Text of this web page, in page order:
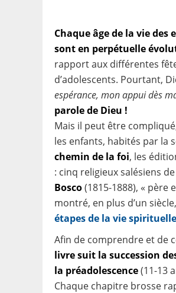
Chaque âge de la vie
sont en perpétuelle
rapport aux différentes
d’adolescents. Pourtant,
espérance, mon appui dès
parole de Dieu !
Mais il peut être
les enfants, habités par la
chemin de la foi, les
: cinq religieux salésiens
Bosco(1815-1888), « père
montré, en plus d’un
étapes de la vie
Afin de comprendre et de
livre suit la succession
la préadolescence(11-13
Chaque chapitre brosse